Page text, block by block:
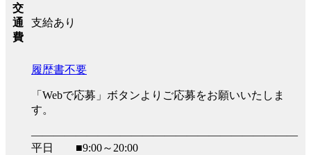
交
通
費
支給あり
履歴書不要
「Webで応募」ボタンよりご応募をお願いいたしま
す。
――――――――――――――――――――――――
平日 ■9:00～20:00